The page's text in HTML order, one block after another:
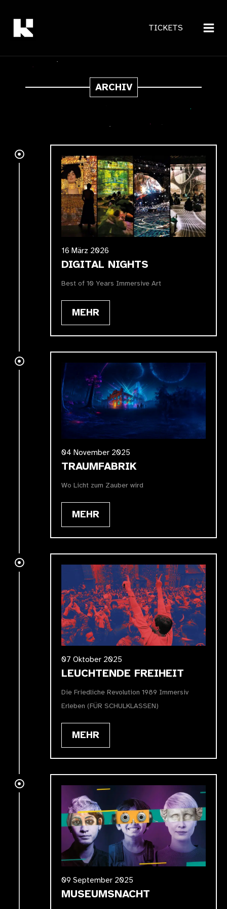
Inhalt
springen
TICKETS
ARCHIV
16 März 2026
DIGITAL NIGHTS
Best of 10 Years Immersive Art
MEHR
04 November 2025
TRAUMFABRIK
Wo Licht zum Zauber wird
MEHR
07 Oktober 2025
LEUCHTENDE FREIHEIT
Die Friedliche Revolution 1989 Immersiv
Erleben (FÜR SCHULKLASSEN)
MEHR
09 September 2025
MUSEUMSNACHT